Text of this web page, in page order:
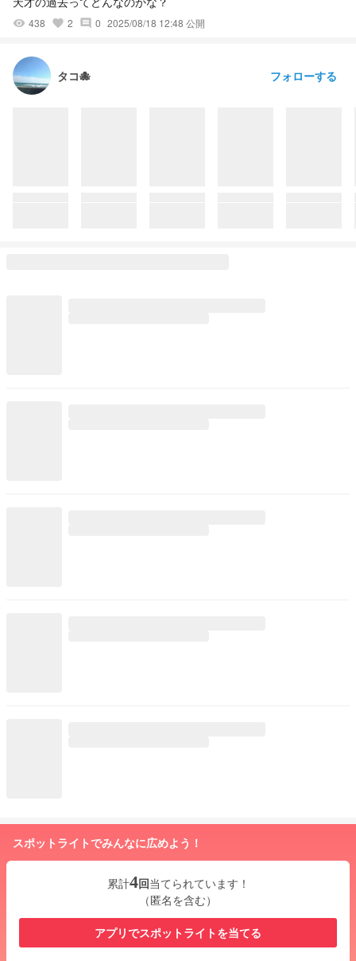
visibility 438 favorite 2 comment 0 2025/08/18 12:48 公開
タコ🐙 フォローする
スポットライトでみんなに広めよう！
累計4回当てられています！
（匿名を含む）
アプリでスポットライトを当てる